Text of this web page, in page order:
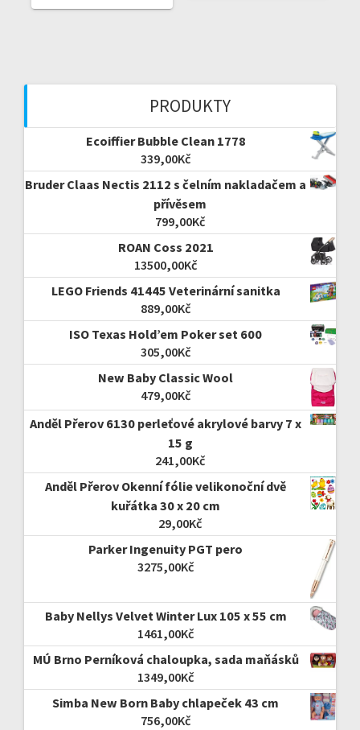
PRODUKTY
Ecoiffier Bubble Clean 1778
339,00Kč
Bruder Claas Nectis 2112 s čelním nakladačem a
přívěsem
799,00Kč
ROAN Coss 2021
13500,00Kč
LEGO Friends 41445 Veterinární sanitka
889,00Kč
ISO Texas Hold’em Poker set 600
305,00Kč
New Baby Classic Wool
479,00Kč
Anděl Přerov 6130 perleťové akrylové barvy 7 x
15 g
241,00Kč
Anděl Přerov Okenní fólie velikonoční dvě
kuřátka 30 x 20 cm
29,00Kč
Parker Ingenuity PGT pero
3275,00Kč
Baby Nellys Velvet Winter Lux 105 x 55 cm
1461,00Kč
MÚ Brno Perníková chaloupka, sada maňásků
1349,00Kč
Simba New Born Baby chlapeček 43 cm
756,00Kč